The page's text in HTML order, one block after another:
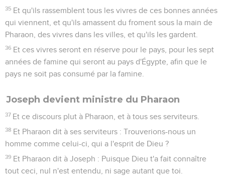
35 Et qu'ils rassemblent tous les vivres de ces bonnes années
qui viennent, et qu'ils amassent du froment sous la main de
Pharaon, des vivres dans les villes, et qu'ils les gardent.
36 Et ces vivres seront en réserve pour le pays, pour les sept
années de famine qui seront au pays d'Égypte, afin que le
pays ne soit pas consumé par la famine.
Joseph devient ministre du Pharaon
37 Et ce discours plut à Pharaon, et à tous ses serviteurs.
38 Et Pharaon dit à ses serviteurs : Trouverions-nous un
homme comme celui-ci, qui a l'esprit de Dieu ?
39 Et Pharaon dit à Joseph : Puisque Dieu t'a fait connaître
tout ceci, nul n'est entendu, ni sage autant que toi.